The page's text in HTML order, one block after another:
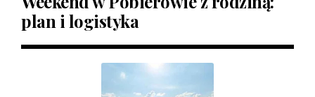
plan i logistyka